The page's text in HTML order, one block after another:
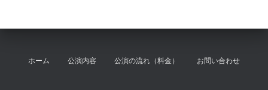
ホーム 公演内容 公演の流れ（料金） お問い合わせ